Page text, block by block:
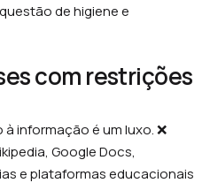
de higiene e
com restrições
informação é um luxo. ❌
Google Docs,
e plataformas educacionais